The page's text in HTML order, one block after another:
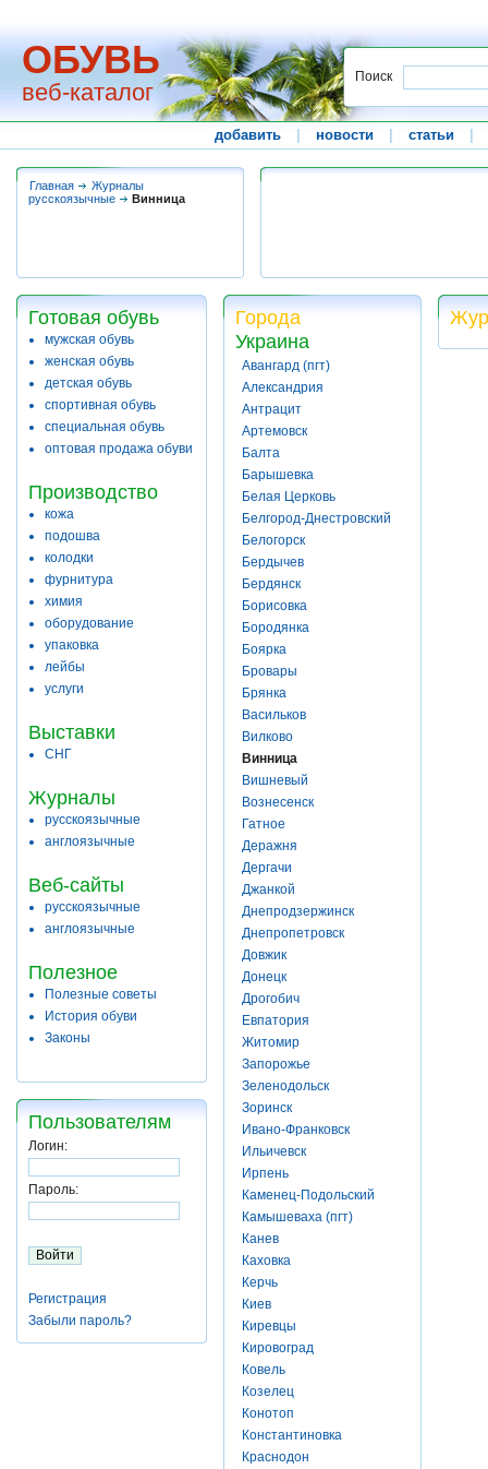
ОБУВЬ
веб-каталог
Поиск
добавить новости статьи
Главная
Журналы
русскоязычные
Винница
Готовая обувь
мужская обувь
женская обувь
детская обувь
спортивная обувь
специальная обувь
оптовая продажа обуви
Производство
кожа
подошва
колодки
фурнитура
химия
оборудование
упаковка
лейбы
услуги
Выставки
СНГ
Журналы
русскоязычные
англоязычные
Веб-сайты
русскоязычные
англоязычные
Полезное
Полезные советы
История обуви
Законы
Пользователям
Логин:
Пароль:
Регистрация
Забыли пароль?
Города
Украина
Авангард (пгт)
Александрия
Антрацит
Артемовск
Балта
Барышевка
Белая Церковь
Белгород-Днестровский
Белогорск
Бердычев
Бердянск
Борисовка
Бородянка
Боярка
Бровары
Брянка
Васильков
Вилково
Винница
Вишневый
Вознесенск
Гатное
Деражня
Дергачи
Джанкой
Днепродзержинск
Днепропетровск
Довжик
Донецк
Дрогобич
Евпатория
Житомир
Запорожье
Зеленодольск
Зоринск
Ивано-Франковск
Ильичевск
Ирпень
Каменец-Подольский
Камышеваха (пгт)
Канев
Каховка
Керчь
Киев
Киревцы
Кировоград
Ковель
Козелец
Конотоп
Константиновка
Краснодон